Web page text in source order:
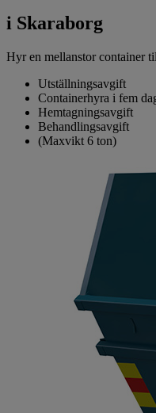
i Skaraborg
Hyr en mellanstor container
Utställningsavgift
Containerhyra i fem
Hemtagningsavgift
Behandlingsavgift
(Maxvikt 6 ton)